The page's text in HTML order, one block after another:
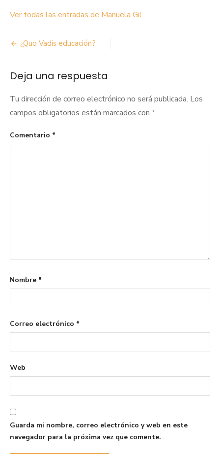
Ver todas las entradas de Manuela Gil
Navegación
entradas
¿Quo Vadis educación?
Deja una respuesta
Tu dirección de correo electrónico no será publicada. Los
campos obligatorios están marcados con *
Comentario *
Nombre *
Correo electrónico *
Web
Guarda mi nombre, correo electrónico y web en este
navegador para la próxima vez que comente.